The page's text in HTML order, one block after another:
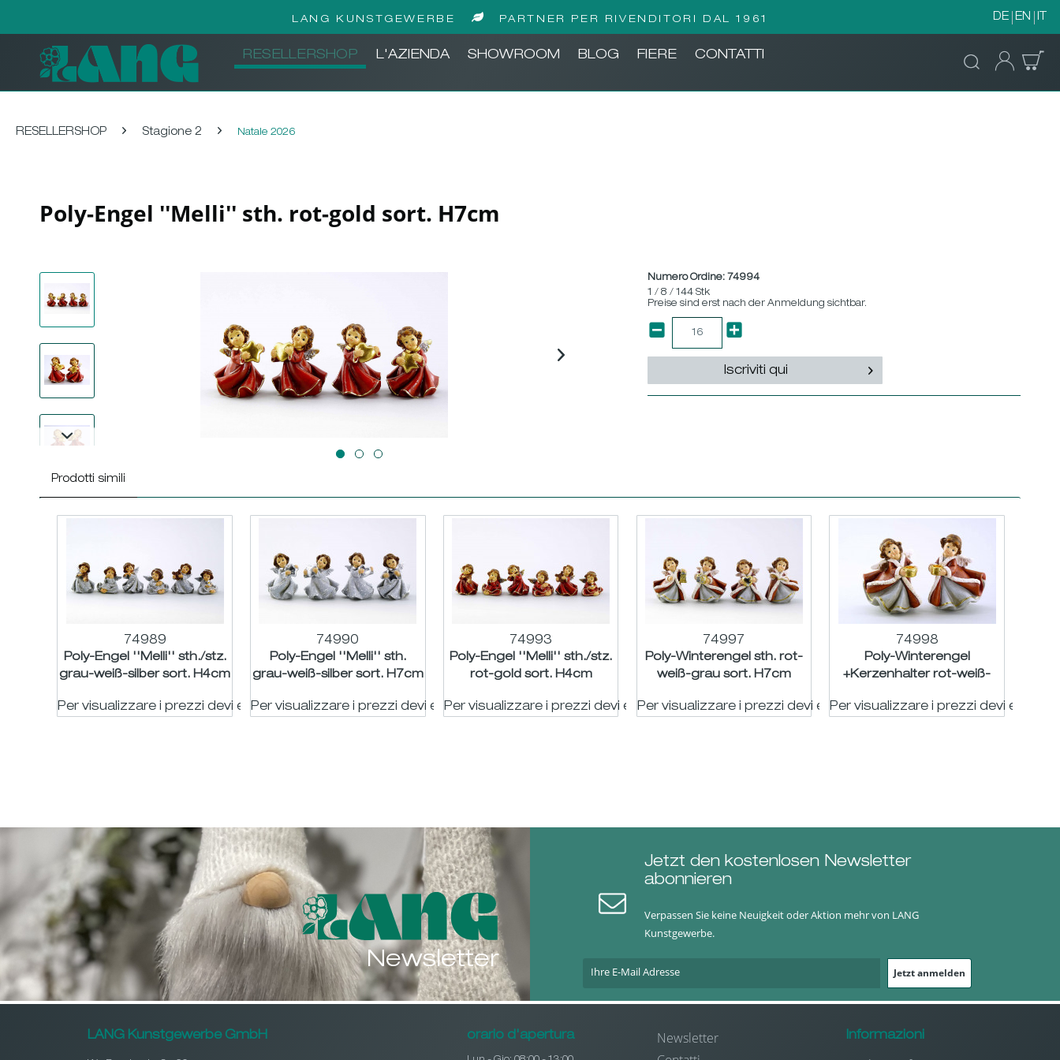
LANG KUNSTGEWERBE PARTNER PER RIVENDITORI DAL 1961 DE EN IT
RESELLERSHOP L'AZIENDA SHOWROOM BLOG FIERE CONTATTI
RESELLERSHOP Stagione 2 Natale 2026
Poly-Engel ''Melli'' sth. rot-gold sort. H7cm
Numero Ordine: 74994
1 / 8 / 144 Stk
Preise sind erst nach der Anmeldung sichtbar.
Iscriviti qui
Prodotti simili
74989
Poly-Engel ''Melli'' sth./stz.
grau-weiß-silber sort. H4cm
Per visualizzare i prezzi devi essere registrato
74990
Poly-Engel ''Melli'' sth.
grau-weiß-silber sort. H7cm
Per visualizzare i prezzi devi essere registrato
74993
Poly-Engel ''Melli'' sth./stz.
rot-gold sort. H4cm
Per visualizzare i prezzi devi essere registrato
74997
Poly-Winterengel sth. rot-
weiß-grau sort. H7cm
Per visualizzare i prezzi devi essere registrato
74998
Poly-Winterengel
+Kerzenhalter rot-weiß-
Per visualizzare i prezzi devi essere
Newsletter
Jetzt den kostenlosen Newsletter
abonnieren
Verpassen Sie keine Neuigkeit oder Aktion mehr von LANG
Kunstgewerbe.
Jetzt anmelden
LANG Kunstgewerbe GmbH orario d'apertura
Newsletter
Informazioni